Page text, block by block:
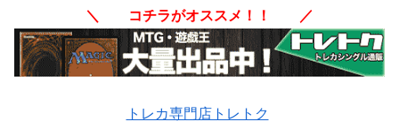
＼ コチラがオススメ！！ ／
トレカ専門店トレトク